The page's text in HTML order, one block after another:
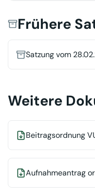
Frühere
Satzung vom
Weitere
Beitragsordnung
Aufnahmeantrag